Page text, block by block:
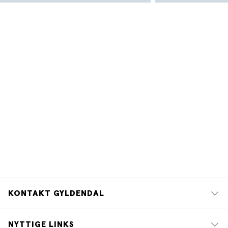
KONTAKT GYLDENDAL
NYTTIGE LINKS